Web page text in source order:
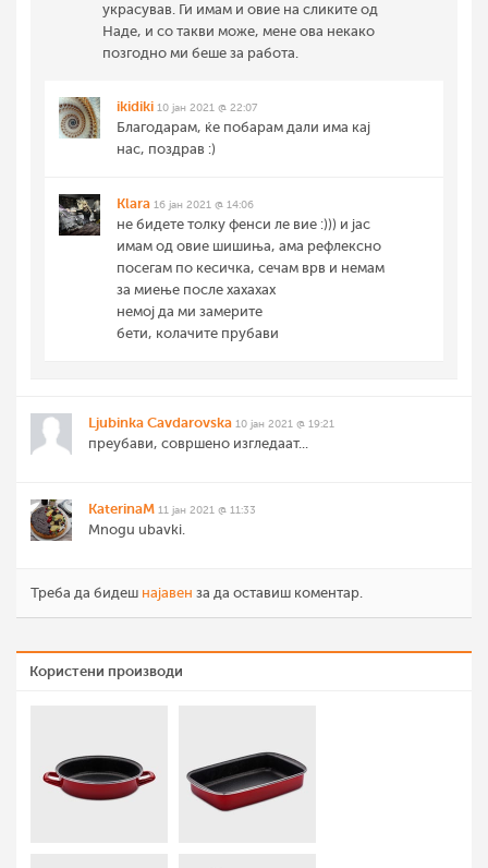
украсував. Ги имам и овие на сликите од
Наде, и со такви може, мене ова некако
позгодно ми беше за работа.
ikidiki 10 јан 2021 @ 22:07
Благодарам, ќе побарам дали има кај
нас, поздрав :)
Klara 16 јан 2021 @ 14:06
не бидете толку фенси ле вие :))) и јас
имам од овие шишиња, ама рефлексно
посегам по кесичка, сечам врв и немам
за миење после хахахах
немој да ми замерите
бети, колачите прубави
Ljubinka Cavdarovska 10 јан 2021 @ 19:21
преубави, совршено изгледаат...
KaterinaM 11 јан 2021 @ 11:33
Mnogu ubavki.
Треба да бидеш најавен за да оставиш коментар.
Користени производи